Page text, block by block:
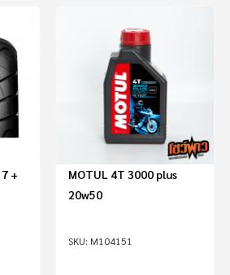
+
M104151
MOTUL 4T 3000 plus
20w50